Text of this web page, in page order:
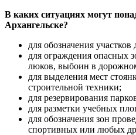
В каких ситуациях могут
Архангельске?
для обозначения
для ограждения опасных
люков, выбоин в
для выделения мест
строительной техники;
для резервирования
для разметки учебных
для обозначения зон
спортивных или любых